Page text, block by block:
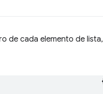
de cada elemento de lista,